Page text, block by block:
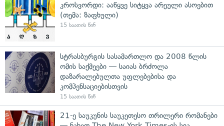
კროსვორდი: ააწყვე სიტყვა არეული ასოებით
(თემა: ზაფხული)
15 საათის წინ
სტრასბურგის სასამართლო და 2008 წლის
ომის საქმეები — საიას ბრძოლა
დაზარალებულთა უფლებებისა და
კომპენსაციებისთვის
15 საათის წინ
21-ე საუკუნის საუკეთესო თრილერი რომანები